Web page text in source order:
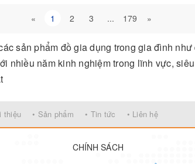
« 1 2 3 ... 179 »
sản phẩm đồ gia dụng trong gia đình
nhiều năm kinh nghiệm trong lĩnh vực,
thiệu • Sản phẩm • Tin tức • Liên hệ
CHÍNH SÁCH